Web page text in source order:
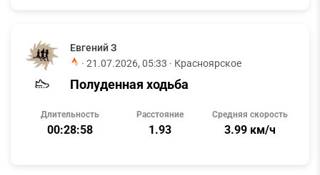
Евгений З
· 21.07.2026, 05:33 · Красноярское
Полуденная ходьба
Длительность
00:28:58
Расстояние
1.93
Средняя скорость
3.99 км/ч